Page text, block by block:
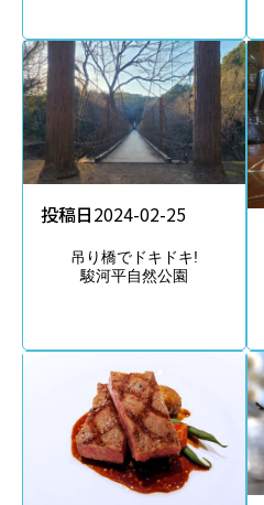
投稿日2024-02-25
吊り橋でドキドキ!
駿河平自然公園